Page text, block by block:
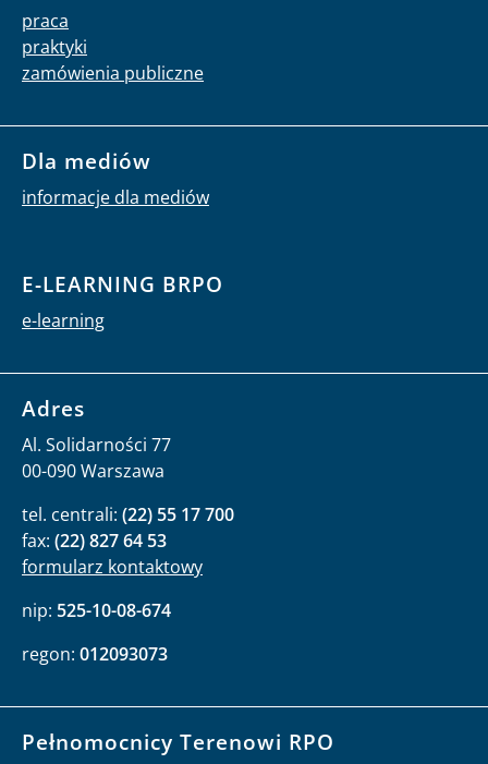
praca
praktyki
zamówienia publiczne
Dla mediów
informacje dla mediów
E-LEARNING BRPO
e-learning
Adres
Al. Solidarności 77
00-090 Warszawa
tel. centrali: (22) 55 17 700
fax: (22) 827 64 53
formularz kontaktowy
nip: 525-10-08-674
regon: 012093073
Pełnomocnicy Terenowi RPO